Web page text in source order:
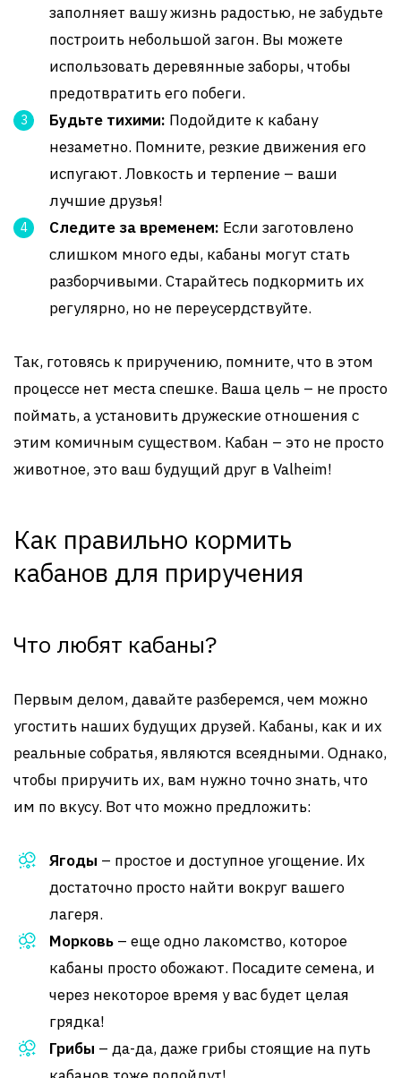
заполняет вашу жизнь радостью, не забудьте
построить небольшой загон. Вы можете
использовать деревянные заборы, чтобы
предотвратить его побеги.
Будьте тихими: Подойдите к кабану
незаметно. Помните, резкие движения его
испугают. Ловкость и терпение – ваши
лучшие друзья!
Следите за временем: Если заготовлено
слишком много еды, кабаны могут стать
разборчивыми. Старайтесь подкормить их
регулярно, но не переусердствуйте.
Так, готовясь к приручению, помните, что в этом
процессе нет места спешке. Ваша цель – не просто
поймать, а установить дружеские отношения с
этим комичным существом. Кабан – это не просто
животное, это ваш будущий друг в Valheim!
Как правильно кормить
кабанов для приручения
Что любят кабаны?
Первым делом, давайте разберемся, чем можно
угостить наших будущих друзей. Кабаны, как и их
реальные собратья, являются всеядными. Однако,
чтобы приручить их, вам нужно точно знать, что
им по вкусу. Вот что можно предложить:
Ягоды – простое и доступное угощение. Их
достаточно просто найти вокруг вашего
лагеря.
Морковь – еще одно лакомство, которое
кабаны просто обожают. Посадите семена, и
через некоторое время у вас будет целая
грядка!
Грибы – да-да, даже грибы стоящие на путь